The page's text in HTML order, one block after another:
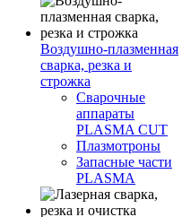
Воздушно-плазменная
сварка, резка и
строжка
Сварочные
аппараты
PLASMA CUT
Плазмотроны
Запасные части
PLASMA